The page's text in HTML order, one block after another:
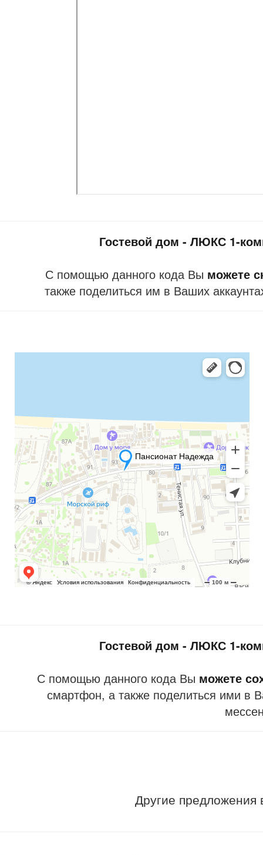
Гостевой дом - ЛЮКС 1-
С помощью данного кода Вы можете
также поделиться им в Ваших
Гостевой дом - ЛЮКС 1-
С помощью данного кода Вы можете
смартфон, а также поделиться ими в
Другие